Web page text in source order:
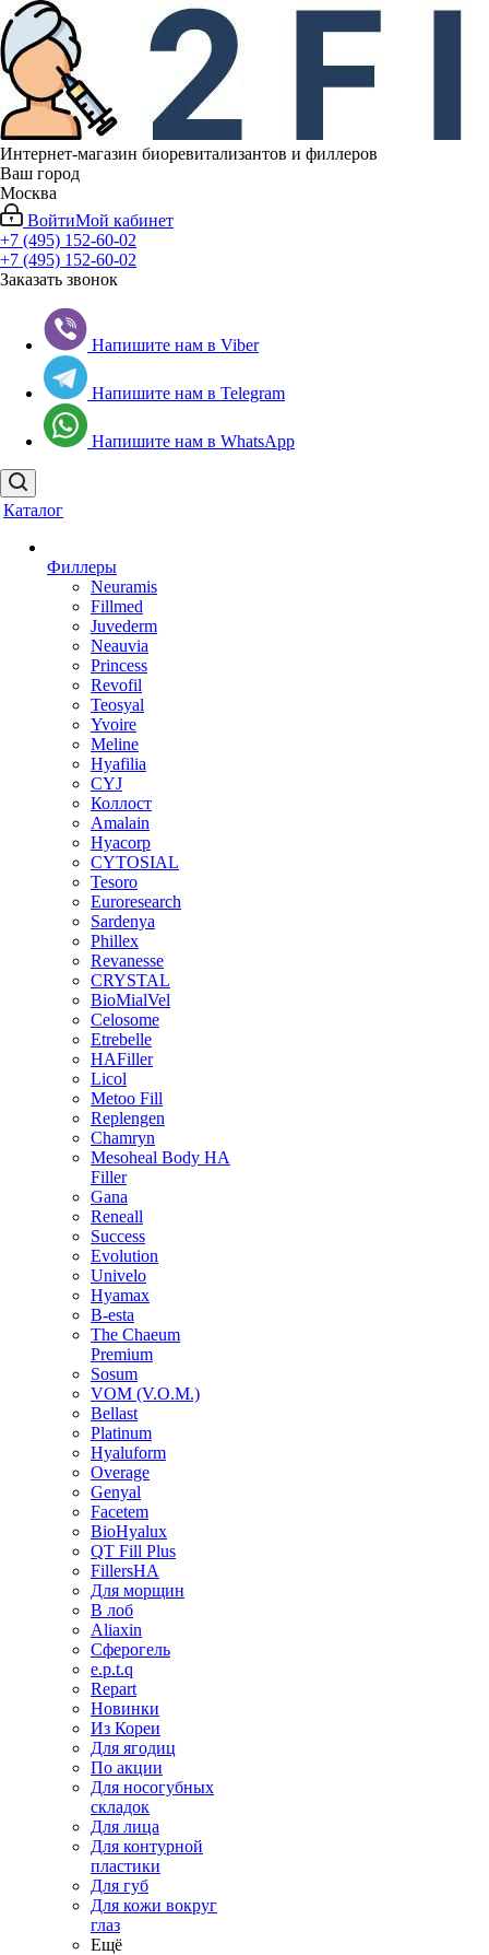
Интернет-магазин биоревитализантов и филлеров
Ваш город
Москва
ВойтиМой кабинет
+7 (495) 152-60-02
+7 (495) 152-60-02
Заказать звонок
Напишите нам в Viber
Напишите нам в Telegram
Напишите нам в WhatsApp
Каталог
Филлеры
Neuramis
Fillmed
Juvederm
Neauvia
Princess
Revofil
Teosyal
Yvoire
Meline
Hyafilia
CYJ
Коллост
Amalain
Hyacorp
CYTOSIAL
Tesoro
Euroresearch
Sardenya
Phillex
Revanesse
CRYSTAL
BioMialVel
Celosome
Etrebelle
HAFiller
Licol
Metoo Fill
Replengen
Chamryn
Mesoheal Body HA
Filler
Gana
Reneall
Success
Evolution
Univelo
Hyamax
B-esta
The Chaeum
Premium
Sosum
VOM (V.O.M.)
Bellast
Platinum
Hyaluform
Overage
Genyal
Facetem
BioHyalux
QT Fill Plus
FillersHA
Для морщин
В лоб
Aliaxin
Сферогель
e.p.t.q
Repart
Новинки
Из Кореи
Для ягодиц
По акции
Для носогубных
складок
Для лица
Для контурной
пластики
Для губ
Для кожи вокруг
глаз
Ещё